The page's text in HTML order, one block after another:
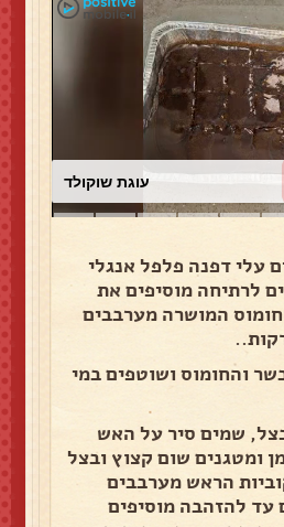
עוגת שוקולד
עלי דפנה פלפל אנגלי
לרתיחה מוסיפים את
המושרה מערבבים
והחומוס ושוטפים במי
שמים סיר על האש
ומטגנים שום קצוץ ובצל
הראש מערבבים
עד להזהבה מוסיפים